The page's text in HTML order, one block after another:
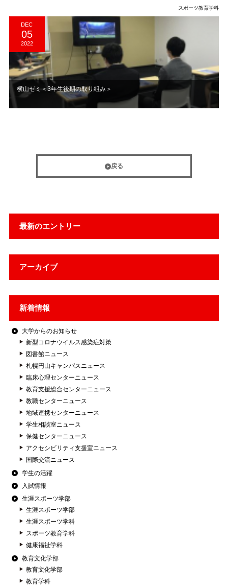
最新のエントリー
アーカイブ
新着情報
大学からのお知らせ
新型コロナウイルス感染症対策
図書館ニュース
札幌円山キャンパスニュース
臨床心理センターニュース
教育支援総合センターニュース
教職センターニュース
地域連携センターニュース
学生相談室ニュース
保健センターニュース
アクセシビリティ支援室ニュース
国際交流ニュース
学生の活躍
入試情報
生涯スポーツ学部
生涯スポーツ学部
生涯スポーツ学科
スポーツ教育学科
健康福祉学科
教育文化学部
教育文化学部
教育学科
スポーツ教育学科
DEC
05
2022
横山ゼミ＜3年生後期の取り組み＞
戻る